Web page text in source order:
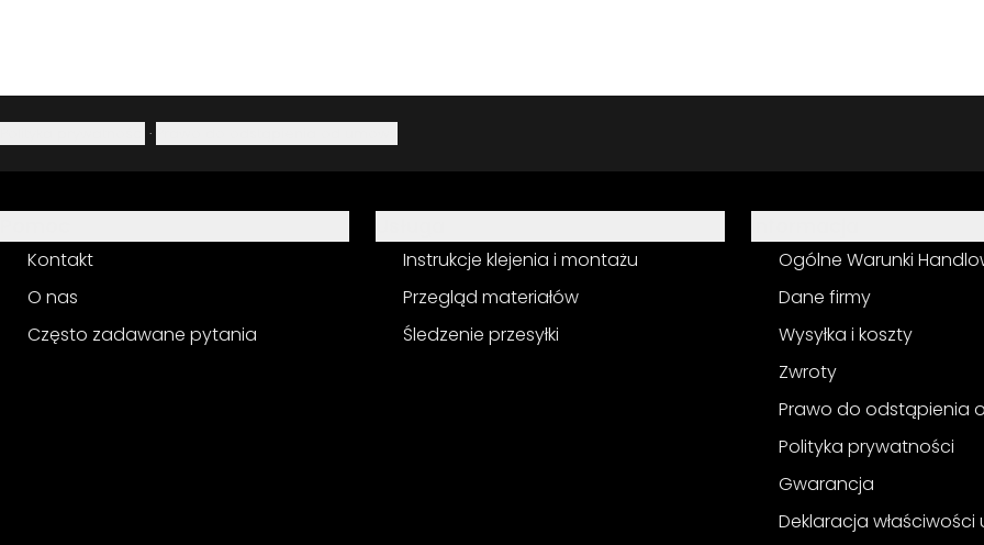
·
Kontakt
O nas
Często zadawane pytania
Instrukcje klejenia i montażu
Przegląd materiałów
Śledzenie przesyłki
Ogólne Warunki
Dane firmy
Wysyłka i koszty
Zwroty
Prawo do odstąpienia
Polityka prywatności
Gwarancja
Deklaracja